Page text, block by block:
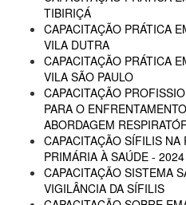
TIBIRIÇÁ
CAPACITAÇÃO PRÁTICA
VILA DUTRA
CAPACITAÇÃO PRÁTICA
VILA SÃO PAULO
CAPACITAÇÃO
PARA O
ABORDAGEM
CAPACITAÇÃO SÍFILIS NA
PRIMÁRIA À SAÚDE - 2024
CAPACITAÇÃO SISTEMA
VIGILÂNCIA DA SÍFILIS